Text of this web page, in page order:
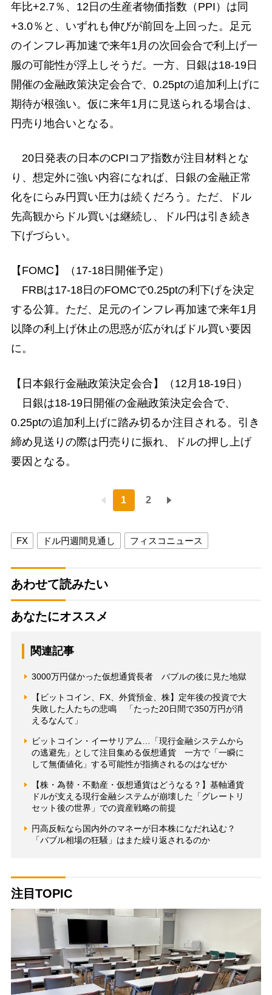
年比+2.7％、12日の生産者物価指数（PPI）は同
+3.0％と、いずれも伸びが前回を上回った。足元
のインフレ再加速で来年1月の次回会合で利上げ一
服の可能性が浮上しそうだ。一方、日銀は18-19日
開催の金融政策決定会合で、0.25ptの追加利上げに
期待が根強い。仮に来年1月に見送られる場合は、
円売り地合いとなる。
20日発表の日本のCPIコア指数が注目材料とな
り、想定外に強い内容になれば、日銀の金融正常
化をにらみ円買い圧力は続くだろう。ただ、ドル
先高観からドル買いは継続し、ドル円は引き続き
下げづらい。
【FOMC】（17-18日開催予定）
FRBは17-18日のFOMCで0.25ptの利下げを決定
する公算。ただ、足元のインフレ再加速で来年1月
以降の利上げ休止の思惑が広がればドル買い要因
に。
【日本銀行金融政策決定会合】（12月18-19日）
日銀は18-19日開催の金融政策決定会合で、
0.25ptの追加利上げに踏み切るか注目される。引き
締め見送りの際は円売りに振れ、ドルの押し上げ
要因となる。
1 2
FX ドル円週間見通し フィスコニュース
あわせて読みたい
あなたにオススメ
関連記事
3000万円儲かった仮想通貨長者 バブルの後に見た地獄
【ビットコイン、FX、外貨預金、株】定年後の投資で大
失敗した人たちの悲鳴 「たった20日間で350万円が消
えるなんて」
ビットコイン・イーサリアム…「現行金融システムから
の逃避先」として注目集める仮想通貨 一方で「一瞬に
して無価値化」する可能性が指摘されるのはなぜか
【株・為替・不動産・仮想通貨はどうなる？】基軸通貨
ドルが支える現行金融システムが崩壊した「グレートリ
セット後の世界」での資産戦略の前提
円高反転なら国内外のマネーが日本株になだれ込む？
「バブル相場の狂騒」はまた繰り返されるのか
注目TOPIC